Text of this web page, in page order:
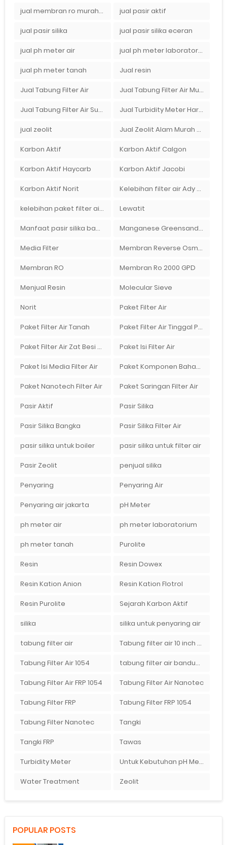
jual membran ro murah surabaya jual pasir aktif
jual pasir silika jual pasir silika eceran
jual ph meter air jual ph meter laboratorium
jual ph meter tanah Jual resin
Jual Tabung Filter Air Jual Tabung Filter Air Murah
Jual Tabung Filter Air Surabaya Jual Turbidity Meter Harga Murah Di Sulawesi
jual zeolit Jual Zeolit Alam Murah Di Surabaya
Karbon Aktif Karbon Aktif Calgon
Karbon Aktif Haycarb Karbon Aktif Jacobi
Karbon Aktif Norit Kelebihan filter air Ady Water untuk menyaring air sumur bor di rumah"
kelebihan paket filter air Ady Water Lewatit
Manfaat pasir silika bagi kehidupan Manganese Greensand Plus
Media Filter Membran Reverse Osmosis
Membran RO Membran Ro 2000 GPD
Menjual Resin Molecular Sieve
Norit Paket Filter Air
Paket Filter Air Tanah Paket Filter Air Tinggal Pasang
Paket Filter Air Zat Besi Tinggi Paket Isi Filter Air
Paket Isi Media Filter Air Paket Komponen Bahan Filter Air
Paket Nanotech Filter Air Paket Saringan Filter Air
Pasir Aktif Pasir Silika
Pasir Silika Bangka Pasir Silika Filter Air
pasir silika untuk boiler pasir silika untuk filter air
Pasir Zeolit penjual silika
Penyaring Penyaring Air
Penyaring air jakarta pH Meter
ph meter air ph meter laboratorium
ph meter tanah Purolite
Resin Resin Dowex
Resin Kation Anion Resin Kation Flotrol
Resin Purolite Sejarah Karbon Aktif
silika silika untuk penyaring air
tabung filter air Tabung filter air 10 inch Agen tabung filter nanotec di bandung"
Tabung Filter Air 1054 tabung filter air bandung
Tabung Filter Air FRP 1054 Tabung Filter Air Nanotec
Tabung Filter FRP Tabung Filter FRP 1054
Tabung Filter Nanotec Tangki
Tangki FRP Tawas
Turbidity Meter Untuk Kebutuhan pH Meter Murah Hanya Di Ady Water
Water Treatment Zeolit
POPULAR POSTS